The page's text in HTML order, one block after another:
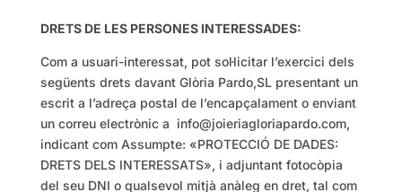
DRETS DE LES PERSONES INTERESSADES:
Com a usuari-interessat, pot sol·licitar l’exercici dels
següents drets davant Glòria Pardo,SL presentant un
escrit a l’adreça postal de l’encapçalament o enviant
un correu electrònic a info@joieriagloriapardo.com,
indicant com Assumpte: «PROTECCIÓ DE DADES:
DRETS DELS INTERESSATS», i adjuntant fotocòpia
del seu DNI o qualsevol mitjà anàleg en dret, tal com